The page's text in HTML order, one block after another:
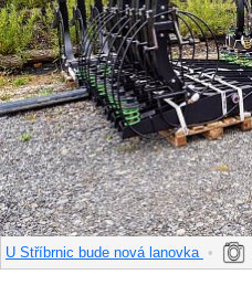
U Stříbrnic bude nová lanovka •